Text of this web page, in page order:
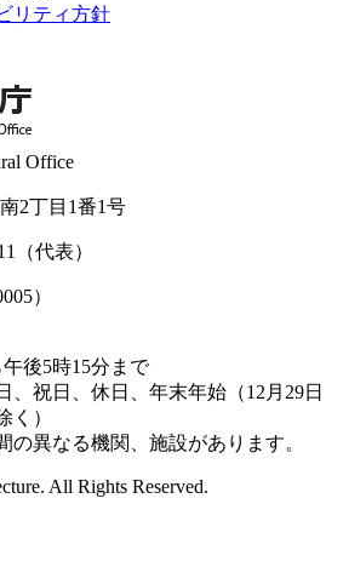
リティ方針
Office
2丁目1番1号
（代表）
）
後5時15分まで
、祝日、休日、年末年始（12月29日
く）
異なる機関、施設があります。
All Rights Reserved.